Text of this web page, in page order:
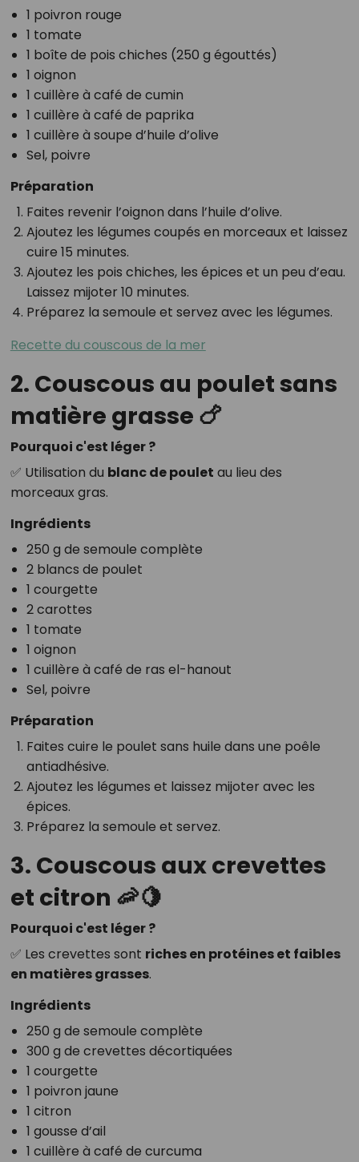
1 poivron rouge
1 tomate
1 boîte de pois chiches (250 g égouttés)
1 oignon
1 cuillère à café de cumin
1 cuillère à café de paprika
1 cuillère à soupe d’huile d’olive
Sel, poivre
Préparation
Faites revenir l’oignon dans l’huile d’olive.
Ajoutez les légumes coupés en morceaux et laissez
cuire 15 minutes.
Ajoutez les pois chiches, les épices et un peu d’eau.
Laissez mijoter 10 minutes.
Préparez la semoule et servez avec les légumes.
Recette du couscous de la mer
2. Couscous au poulet sans
matière grasse 🍗
Pourquoi c'est léger ?
✅ Utilisation du blanc de poulet au lieu des
morceaux gras.
Ingrédients
250 g de semoule complète
2 blancs de poulet
1 courgette
2 carottes
1 tomate
1 oignon
1 cuillère à café de ras el-hanout
Sel, poivre
Préparation
Faites cuire le poulet sans huile dans une poêle
antiadhésive.
Ajoutez les légumes et laissez mijoter avec les
épices.
Préparez la semoule et servez.
3. Couscous aux crevettes
et citron 🦐🍋
Pourquoi c'est léger ?
✅ Les crevettes sont riches en protéines et faibles
en matières grasses.
Ingrédients
250 g de semoule complète
300 g de crevettes décortiquées
1 courgette
1 poivron jaune
1 citron
1 gousse d’ail
1 cuillère à café de curcuma